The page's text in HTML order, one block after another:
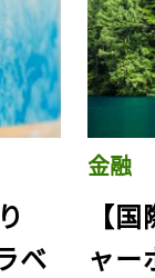
ベ
金融
【
ャー